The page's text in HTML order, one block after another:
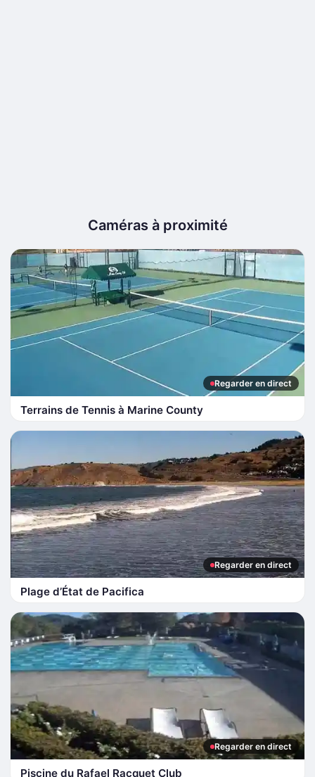
Caméras à proximité
Regarder en direct
Terrains de Tennis à Marine County
Regarder en direct
Plage d’État de Pacifica
Regarder en direct
Piscine du Rafael Racquet Club